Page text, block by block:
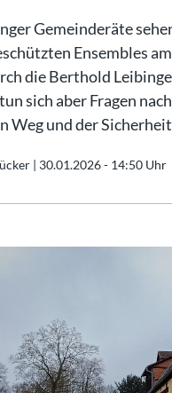
Gemeinderäte
Ensembles
die Berthold
sich aber Fragen
Weg und der
| 30.01.2026 - 14:50 Uhr